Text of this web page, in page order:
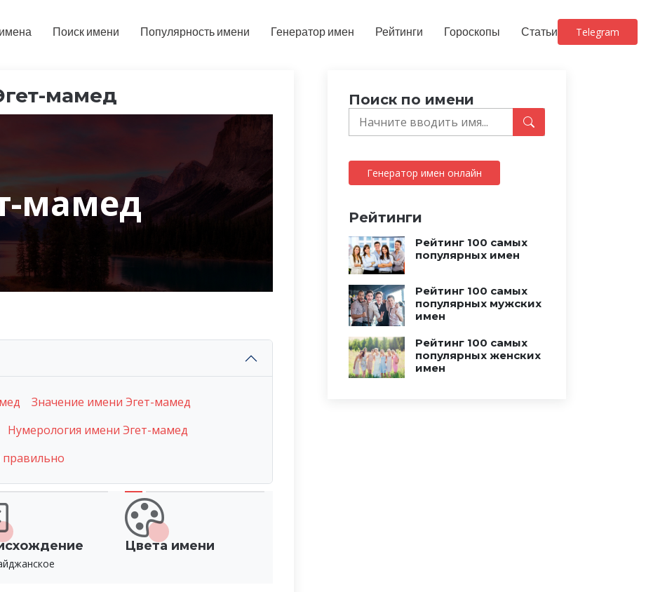
Поиск имени Популярность имени Генератор имен Рейтинги Гороскопы Статьи Telegram
мамед
мамед
Значение имени Эгет-мамед
Нумерология имени Эгет-мамед
Цвета имени
Поиск по имени
Генератор имен онлайн
Рейтинги
Рейтинг 100 самых
популярных имен
Рейтинг 100 самых
популярных мужских
имен
Рейтинг 100 самых
популярных женских
имен